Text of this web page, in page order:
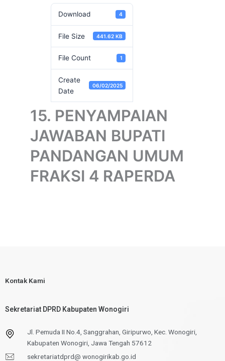
Download 4
File Size 441.62 KB
File Count 1
Create
Date
06/02/2025
15. PENYAMPAIAN
JAWABAN BUPATI
PANDANGAN UMUM
FRAKSI 4 RAPERDA
Kontak Kami
Sekretariat DPRD Kabupaten Wonogiri
Jl. Pemuda II No.4, Sanggrahan, Giripurwo, Kec. Wonogiri,
Kabupaten Wonogiri, Jawa Tengah 57612
sekretariatdprd@ wonogirikab.go.id